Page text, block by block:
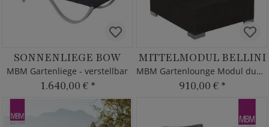
SONNENLIEGE BOW
MBM Gartenliege - verstellbar
1.640,00 € *
MITTELMODUL BELLINI
MBM Gartenlounge Modul dunkelbraun
910,00 € *